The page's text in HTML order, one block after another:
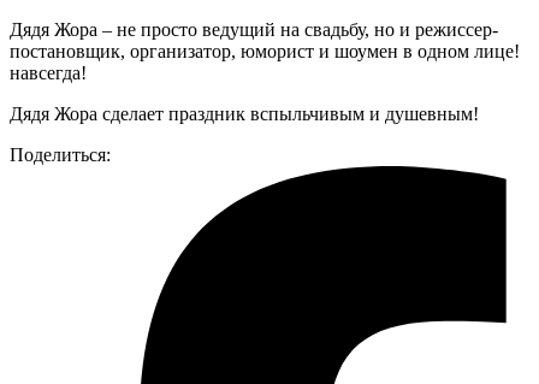
Дядя Жора – не просто ведущий на свадьбу, но и режиссер-
постановщик, организатор, юморист и шоумен в одном лице!
навсегда!
Дядя Жора сделает праздник вспыльчивым и душевным!
Поделиться: